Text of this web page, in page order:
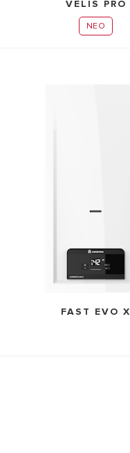
VELIS PRO
ΝΕΟ
FAST EVO X